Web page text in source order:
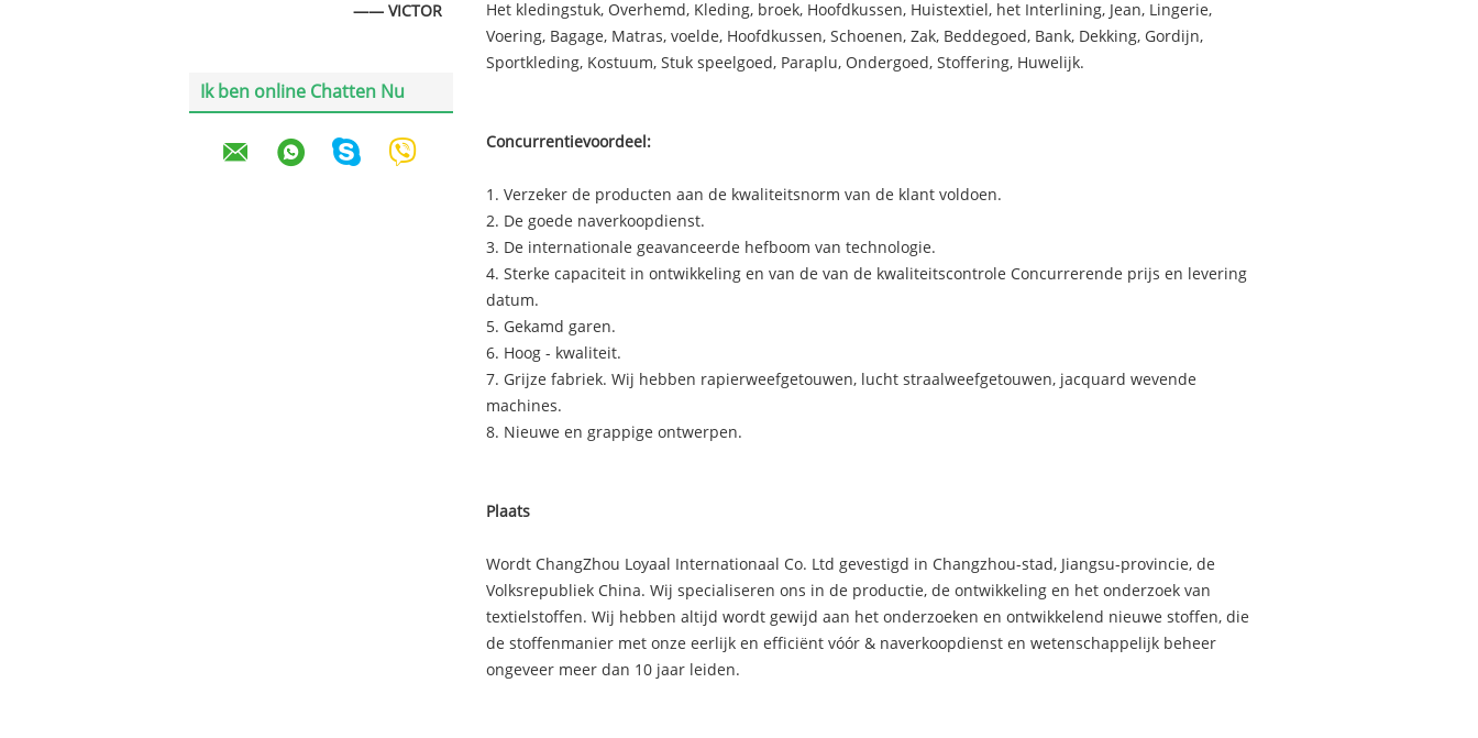
—— VICTOR
Ik ben online Chatten Nu
Het kledingstuk, Overhemd, Kleding, broek, Hoofdkussen, Huistextiel, het Interlining, Jean, Lingerie,
Voering, Bagage, Matras, voelde, Hoofdkussen, Schoenen, Zak, Beddegoed, Bank, Dekking, Gordijn,
Sportkleding, Kostuum, Stuk speelgoed, Paraplu, Ondergoed, Stoffering, Huwelijk.
Concurrentievoordeel:
1. Verzeker de producten aan de kwaliteitsnorm van de klant voldoen.
2. De goede naverkoopdienst.
3. De internationale geavanceerde hefboom van technologie.
4. Sterke capaciteit in ontwikkeling en van de van de kwaliteitscontrole Concurrerende prijs en levering
datum.
5. Gekamd garen.
6. Hoog - kwaliteit.
7. Grijze fabriek. Wij hebben rapierweefgetouwen, lucht straalweefgetouwen, jacquard wevende
machines.
8. Nieuwe en grappige ontwerpen.
Plaats
Wordt ChangZhou Loyaal Internationaal Co. Ltd gevestigd in Changzhou-stad, Jiangsu-provincie, de
Volksrepubliek China. Wij specialiseren ons in de productie, de ontwikkeling en het onderzoek van
textielstoffen. Wij hebben altijd wordt gewijd aan het onderzoeken en ontwikkelend nieuwe stoffen, die
de stoffenmanier met onze eerlijk en efficiënt vóór & naverkoopdienst en wetenschappelijk beheer
ongeveer meer dan 10 jaar leiden.